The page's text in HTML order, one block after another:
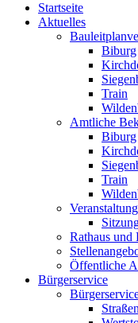
Startseite
Aktuelles
Biburg
Train
Amtliche
Biburg
Train
Rathaus und
Öffentliche
Bürgerservice